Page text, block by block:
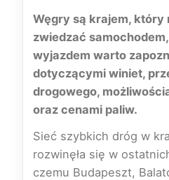
Węgry są krajem, który
zwiedzać
wyjazdem warto
dotyczącymi winiet,
drogowego,
oraz cenami paliw.
Sieć szybkich dróg w
rozwinęła się w
czemu Budapeszt,